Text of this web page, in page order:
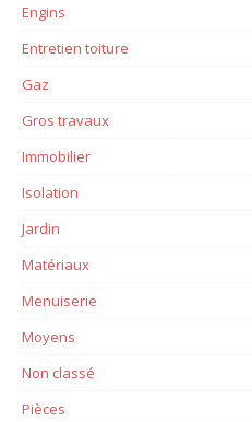
Engins
Entretien toiture
Gaz
Gros travaux
Immobilier
Isolation
Jardin
Matériaux
Menuiserie
Moyens
Non classé
Pièces